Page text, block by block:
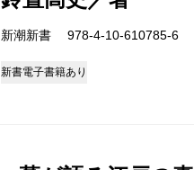
新潮新書 978-4-10-610785-6
新書電子書籍あり